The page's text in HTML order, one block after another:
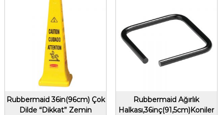
Rubbermaid 36in(96cm) Çok
Dilde “Dikkat” Zemin
Rubbermaid Ağırlık
Halkası,36inç(91,5cm)Koniler